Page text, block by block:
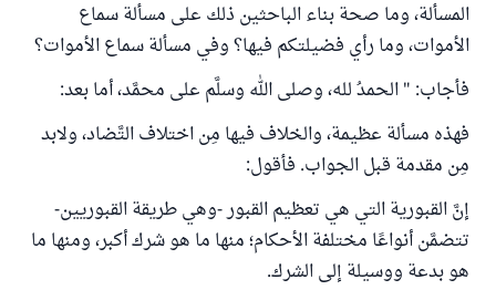
المسألة، وما صحة بناء الباحثين ذلك على مسألة سماع
الأموات، وما رأي فضيلتكم فيها؟ وفي مسألة سماع الأموات؟
فأجاب: " الحمدُ لله، وصلى الله وسلَّم على محمَّد، أما بعد:
فهذه مسألة عظيمة، والخلاف فيها مِن اختلاف التَّضاد، ولابد
مِن مقدمة قبل الجواب. فأقول:
إنَّ القبورية التي هي تعظيم القبور -وهي طريقة القبوريين-
تتضمَّن أنواعًا مختلفة الأحكام؛ منها ما هو شرك أكبر، ومنها ما
هو بدعة ووسيلة إلى الشرك.